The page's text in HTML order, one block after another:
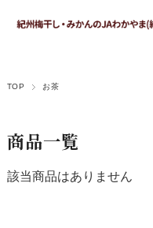
TOP お茶
商品一覧
該当商品はありません